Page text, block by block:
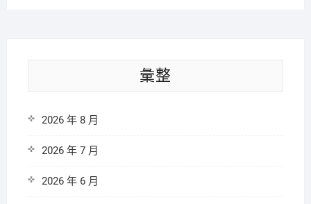
彙整
2026 年 8 月
2026 年 7 月
2026 年 6 月